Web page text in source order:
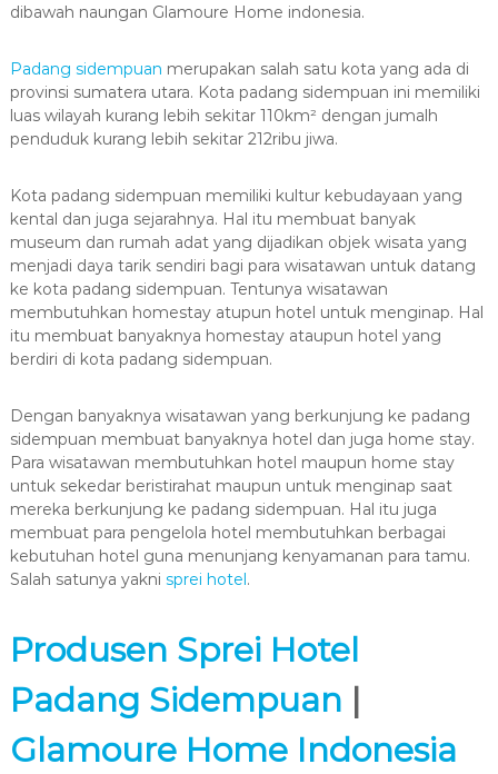
dibawah naungan Glamoure Home indonesia.
Padang sidempuan merupakan salah satu kota yang ada di
provinsi sumatera utara. Kota padang sidempuan ini memiliki
luas wilayah kurang lebih sekitar 110km² dengan jumalh
penduduk kurang lebih sekitar 212ribu jiwa.
Kota padang sidempuan memiliki kultur kebudayaan yang
kental dan juga sejarahnya. Hal itu membuat banyak
museum dan rumah adat yang dijadikan objek wisata yang
menjadi daya tarik sendiri bagi para wisatawan untuk datang
ke kota padang sidempuan. Tentunya wisatawan
membutuhkan homestay atupun hotel untuk menginap. Hal
itu membuat banyaknya homestay ataupun hotel yang
berdiri di kota padang sidempuan.
Dengan banyaknya wisatawan yang berkunjung ke padang
sidempuan membuat banyaknya hotel dan juga home stay.
Para wisatawan membutuhkan hotel maupun home stay
untuk sekedar beristirahat maupun untuk menginap saat
mereka berkunjung ke padang sidempuan. Hal itu juga
membuat para pengelola hotel membutuhkan berbagai
kebutuhan hotel guna menunjang kenyamanan para tamu.
Salah satunya yakni sprei hotel.
Produsen Sprei Hotel
Padang Sidempuan |
Glamoure Home Indonesia